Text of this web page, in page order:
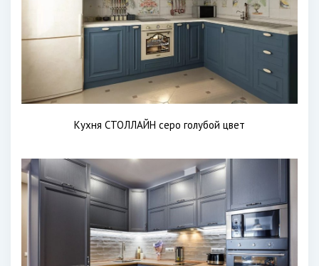
Кухня СТОЛЛАЙН серо голубой цвет